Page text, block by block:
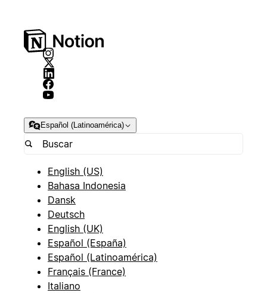
Español (Latinoamérica)
English (US)
Bahasa Indonesia
Dansk
Deutsch
English (UK)
Español (España)
Español (Latinoamérica)
Français (France)
Italiano